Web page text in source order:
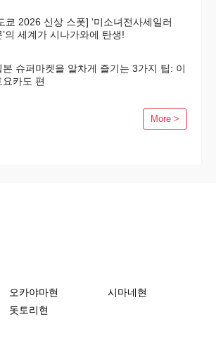
쿄 2026 신상 스폿] ‘미소녀전사세일러
’의 세계가 시나가와에 탄생!
본 슈퍼마켓을 알차게 즐기는 3가지 팁: 이
요카도 편
More >
오카야마현
시마네현
돗토리현